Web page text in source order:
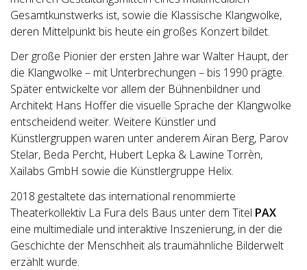
Gesamtkunstwerks ist, sowie die Klassische Klangwolke,
deren Mittelpunkt bis heute ein großes Konzert bildet.
Der große Pionier der ersten Jahre war Walter Haupt, der
die Klangwolke – mit Unterbrechungen – bis 1990 prägte.
Später entwickelte vor allem der Bühnenbildner und
Architekt Hans Hoffer die visuelle Sprache der Klangwolke
entscheidend weiter. Weitere Künstler und
Künstlergruppen waren unter anderem Airan Berg, Parov
Stelar, Beda Percht, Hubert Lepka & Lawine Torrèn,
Xailabs GmbH sowie die Künstlergruppe Helix.
2018 gestaltete das international renommierte
Theaterkollektiv La Fura dels Baus unter dem Titel PAX
eine multimediale und interaktive Inszenierung, in der die
Geschichte der Menschheit als traumähnliche Bilderwelt
erzählt wurde.